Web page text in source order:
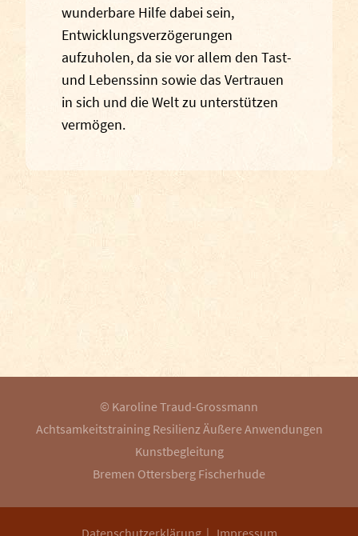
wunderbare Hilfe dabei sein,
Entwicklungsverzögerungen
aufzuholen, da sie vor allem den Tast-
und Lebenssinn sowie das Vertrauen
in sich und die Welt zu unterstützen
vermögen.
© Karoline Traud-Grossmann
Achtsamkeitstraining Resilienz Äußere Anwendungen
Kunstbegleitung
Bremen Ottersberg Fischerhude
Datenschutzerklärung| Impressum